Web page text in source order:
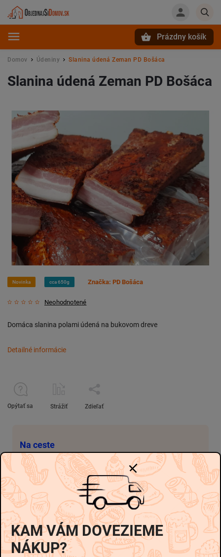
Prázdny košík
Domov / Údeniny / Slanina údená Zeman PD Bošáca
Slanina údená Zeman PD Bošáca
Novinka cca 650g
Neohodnotené
Značka: PD Bošáca
€7,74
€11,91 / 1 kg
Pridať do košíka
Na ceste
Možnosti doručenia
Domáca slanina polami údená na bukovom dreve
Detailné informácie
Opýtať sa Strážiť Zdieľať
-
-
KAM VÁM DOVEZIEME
NÁKUP?